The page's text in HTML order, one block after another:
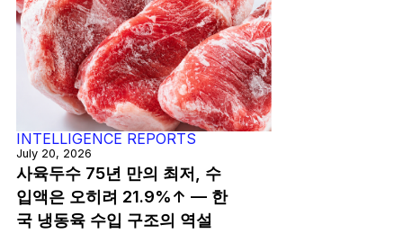
INTELLIGENCE REPORTS
July 20, 2026
사육두수 75년 만의 최저, 수
입액은 오히려 21.9%↑ — 한
국 냉동육 수입 구조의 역설